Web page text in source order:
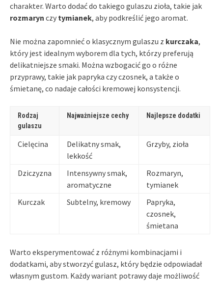
charakter. Warto dodać do takiego gulaszu zioła, takie jak
rozmaryn czy tymianek, aby podkreślić jego aromat.
Nie można zapomnieć o klasycznym gulaszu z kurczaka,
który jest idealnym wyborem dla tych, którzy preferują
delikatniejsze smaki. Można wzbogacić go o różne
przyprawy, takie jak papryka czy czosnek, a także o
śmietanę, co nadaje całości kremowej konsystencji.
Rodzaj
gulaszu
Najważniejsze cechy Najlepsze dodatki
Cielęcina
Delikatny smak,
lekkość
Grzyby, zioła
Dziczyzna
Intensywny smak,
aromatyczne
Rozmaryn,
tymianek
Kurczak
Subtelny, kremowy
Papryka,
czosnek,
śmietana
Warto eksperymentować z różnymi kombinacjami i
dodatkami, aby stworzyć gulasz, który będzie odpowiadał
własnym gustom. Każdy wariant potrawy daje możliwość